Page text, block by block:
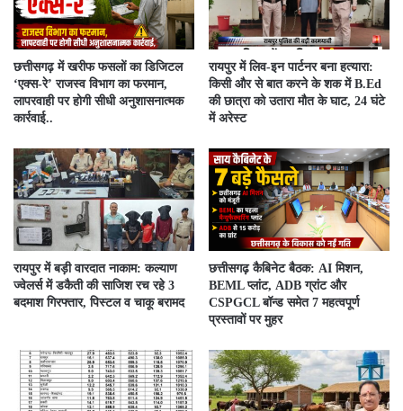
​छत्तीसगढ़ में खरीफ फसलों का डिजिटल
‘एक्स-रे’ राजस्व विभाग का फरमान,
लापरवाही पर होगी सीधी अनुशासनात्मक
कार्रवाई..
रायपुर में लिव-इन पार्टनर बना हत्यारा:
किसी और से बात करने के शक में B.Ed
की छात्रा को उतारा मौत के घाट, 24 घंटे
में अरेस्ट
रायपुर में बड़ी वारदात नाकाम: कल्याण
ज्वेलर्स में डकैती की साजिश रच रहे 3
बदमाश गिरफ्तार, पिस्टल व चाकू बरामद
छत्तीसगढ़ कैबिनेट बैठक: AI मिशन,
BEML प्लांट, ADB ग्रांट और
CSPGCL बॉन्ड समेत 7 महत्वपूर्ण
प्रस्तावों पर मुहर